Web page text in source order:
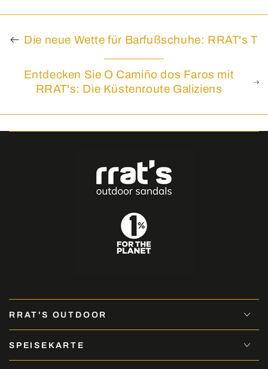
Die neue Wette für Barfußschuhe: RRAT's T
Entdecken Sie O Camiño dos Faros mit
RRAT's: Die Küstenroute Galiziens
RRAT'S OUTDOOR
SPEISEKARTE